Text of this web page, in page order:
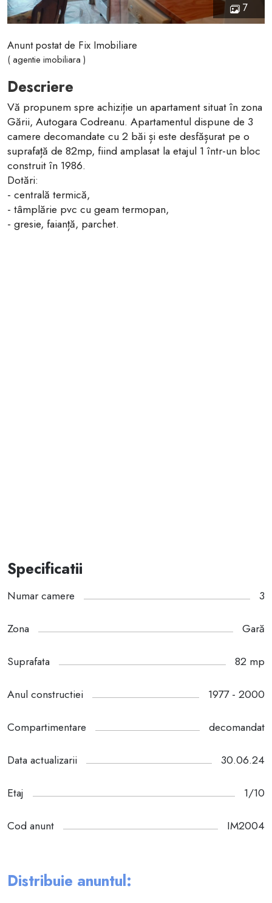
7
Anunt postat de Fix Imobiliare
( agentie imobiliara )
Descriere
Vă propunem spre achiziție un apartament situat în zona
Gării, Autogara Codreanu. Apartamentul dispune de 3
camere decomandate cu 2 băi și este desfășurat pe o
suprafață de 82mp, fiind amplasat la etajul 1 într-un bloc
construit în 1986.
Dotări:
- centrală termică,
- tâmplărie pvc cu geam termopan,
- gresie, faianță, parchet.
Specificatii
Numar camere 3
Zona Gară
Suprafata 82 mp
Anul constructiei 1977 - 2000
Compartimentare decomandat
Data actualizarii 30.06.24
Etaj 1/10
Cod anunt IM2004
Distribuie anuntul: